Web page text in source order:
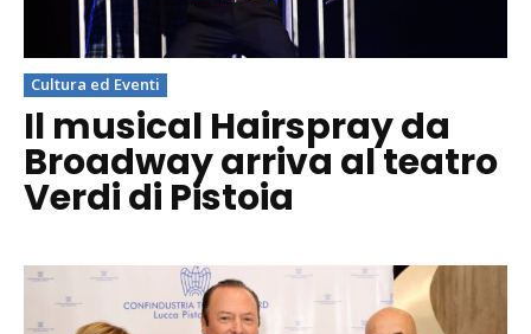
Cultura ed Eventi
Il musical Hairspray da
Broadway arriva al teatro
Verdi di Pistoia